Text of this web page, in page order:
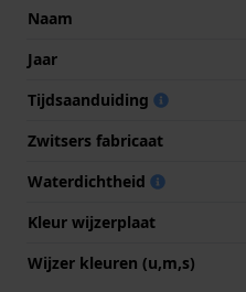
Naam
Jaar
Tijdsaanduiding
Zwitsers fabricaat
Waterdichtheid
Kleur wijzerplaat
Wijzer kleuren (u,m,s)